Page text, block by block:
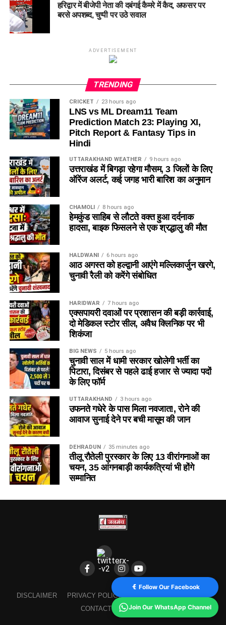
हरिद्वार में बीजेपी नेता की दबंगई कैमरे में कैद, अफसर पर
बरसे अपशब्द, चुप्पी पर उठे सवाल
ADVERTISEMENT
TRENDING
CRICKET 23 hours ago
LNS vs ML Dream11 Team
Prediction Match 23: Playing XI,
Pitch Report & Fantasy Tips in
Hindi
UTTARAKHAND WEATHER 9 hours ago
उत्तराखंड में बिगड़ा रहेगा मौसम, 3 जिलों के लिए
ऑरेंज अलर्ट, कई जगह भारी बारिश का अनुमान
CHAMOLI 8 hours ago
हेमकुंड साहिब से लौटते वक्त हुआ दर्दनाक
हादसा, बाइक फिसलने से एक श्रद्धालु की मौत
HALDWANI 6 hours ago
आठ अगस्त को हल्द्वानी आएंगे मल्लिकार्जुन खरगे,
चुनावी रैली को करेंगे संबोधित
HARIDWAR 7 hours ago
एक्सपायरी दवाओं पर प्रशासन की बड़ी कार्रवाई,
दो मेडिकल स्टोर सील, अवैध क्लिनिक पर भी
शिकंजा
BIG NEWS 5 hours ago
चुनावी साल में धामी सरकार खोलेगी भर्ती का
पिटारा, दिसंबर से पहले ढाई हजार से ज्यादा पदों
के लिए फॉर्म
UTTARAKHAND 3 hours ago
उफनते गधेरे के पास मिला नवजात!, रोने की
आवाज सुनाई देने पर बची मासूम की जान
DEHRADUN 35 minutes ago
तीलू रौतेली पुरस्कार के लिए 13 वीरांगनाओं का
चयन, 35 आंगनबाड़ी कार्यकत्रियां भी होंगे
सम्मानित
DISCLAIMER PRIVACY POLICY
TERMS AND CONDITION
CONTACT
ABOUT US
Follow Our Facebook
Join Our WhatsApp Channel